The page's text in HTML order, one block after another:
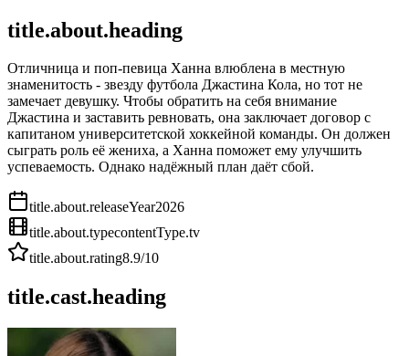
title.about.heading
Отличница и поп-певица Ханна влюблена в местную
знаменитость - звезду футбола Джастина Кола, но тот не
замечает девушку. Чтобы обратить на себя внимание
Джастина и заставить ревновать, она заключает договор с
капитаном университетской хоккейной команды. Он должен
сыграть роль её жениха, а Ханна поможет ему улучшить
успеваемость. Однако надёжный план даёт сбой.
title.about.releaseYear2026
title.about.typecontentType.tv
title.about.rating8.9/10
title.cast.heading